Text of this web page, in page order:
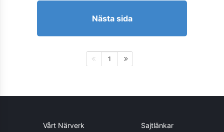
Nästa sida
1
Vårt Närverk Sajtlänkar